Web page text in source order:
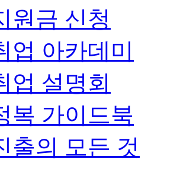
원금 신청
업 아카데미
업 설명회
복 가이드북
출의 모든 것